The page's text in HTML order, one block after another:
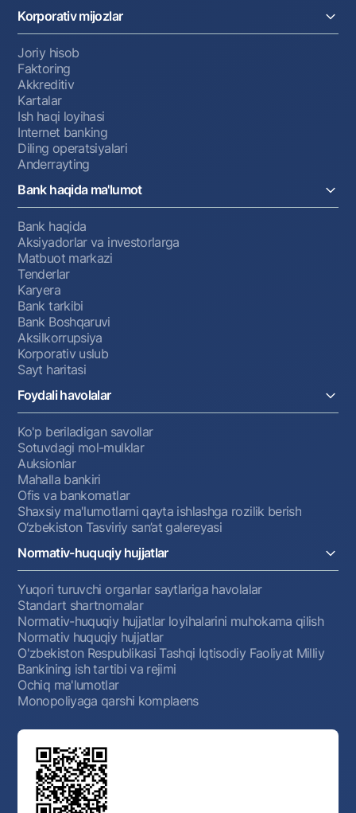
Korporativ mijozlar
Joriy hisob
Faktoring
Akkreditiv
Kartalar
Ish haqi loyihasi
Internet banking
Diling operatsiyalari
Anderrayting
Bank haqida ma'lumot
Bank haqida
Aksiyadorlar va investorlarga
Matbuot markazi
Tenderlar
Karyera
Bank tarkibi
Bank Boshqaruvi
Aksilkorrupsiya
Korporativ uslub
Sayt haritasi
Foydali havolalar
Ko'p beriladigan savollar
Sotuvdagi mol-mulklar
Auksionlar
Mahalla bankiri
Ofis va bankomatlar
Shaxsiy ma'lumotlarni qayta ishlashga rozilik berish
O‘zbekiston Tasviriy san’at galereyasi
Normativ-huquqiy hujjatlar
Yuqori turuvchi organlar saytlariga havolalar
Standart shartnomalar
Normativ-huquqiy hujjatlar loyihalarini muhokama qilish
Normativ huquqiy hujjatlar
O'zbekiston Respublikasi Tashqi Iqtisodiy Faoliyat Milliy
Bankining ish tartibi va rejimi
Ochiq ma'lumotlar
Monopoliyaga qarshi komplaens